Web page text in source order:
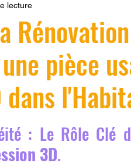
Formation
3D CPF impression 3D
en 3D Filament PETG
SNAPMAKER
pièce
lecture
: Le Rôle Clé
3D.